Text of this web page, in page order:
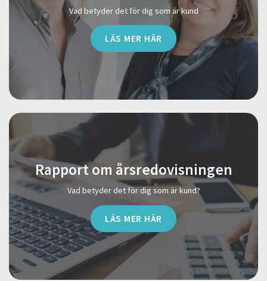
Vad betyder det för dig som är kund
LÄS MER HÄR
Rapport om årsredovisningen
Vad betyder det för dig som är kund?
LÄS MER HÄR